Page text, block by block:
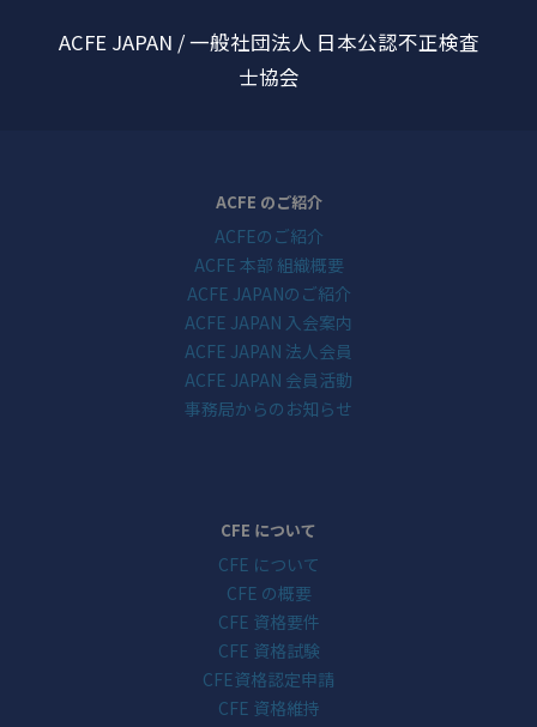
ACFE JAPAN / 一般社団法人 日本公認不正検査
士協会
ACFE のご紹介
ACFEのご紹介
ACFE 本部 組織概要
ACFE JAPANのご紹介
ACFE JAPAN 入会案内
ACFE JAPAN 法人会員
ACFE JAPAN 会員活動
事務局からのお知らせ
CFE について
CFE について
CFE の概要
CFE 資格要件
CFE 資格試験
CFE資格認定申請
CFE 資格維持